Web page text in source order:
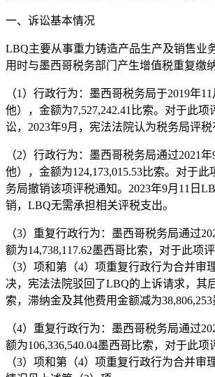
一、诉讼基本情况
LBQ主要从事重力铸造产品生产及销售业
用时与墨西哥税务部门产生增值税重复缴
（1）行政行为：墨西哥税务局于2019年
他），金额为7,527,242.41比索。对于此
讼，2023年9月，宪法法院认为税务局评
（2）行政行为：墨西哥税务局通过2021
他），金额为124,173,015.53比索。对于
务局撤销该项评税通知。2023年9月11日
销，LBQ无需承担相关评税支出。
（3）重复行政行为：墨西哥税务局通过
额为14,738,117.62墨西哥比索，对于此
（3）项和第（4）项重复行政行为合并
决，宪法法院驳回了LBQ的上诉请求，其
索，滞纳金及其他费用金额减为
（4）重复行政行为：墨西哥税务局通过
额为106,336,540.04墨西哥比索，对于此
（3）项和第（4）项重复行政行为合并